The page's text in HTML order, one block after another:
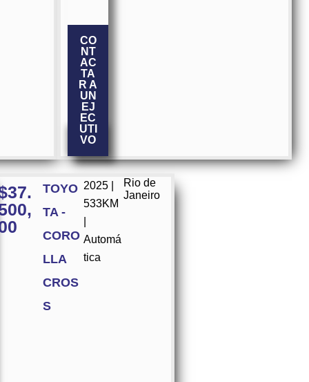
CO
NT
AC
TA
R A
UN
EJ
EC
UTI
VO
37.
TOYO
TA -
CORO
LLA
CROS
S
2025 |
533KM
Automá
tica
Rio de
Janeiro